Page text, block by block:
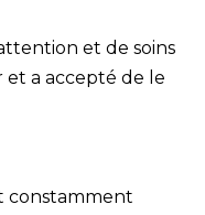
et de soins
et a accepté de le
constamment